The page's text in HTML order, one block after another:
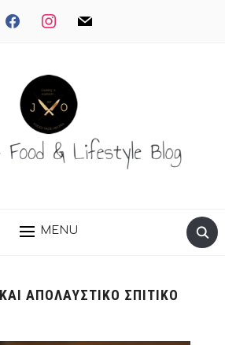
facebookinstagrammail
MENU
ΑΠΟΛΑΥΣΤΙΚΟ ΣΠΙΤΙΚΟ